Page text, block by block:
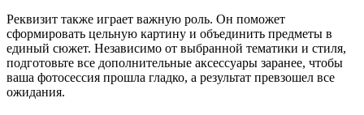
Реквизит также играет важную роль. Он поможет
сформировать цельную картину и объединить предметы в
единый сюжет. Независимо от выбранной тематики и стиля,
подготовьте все дополнительные аксессуары заранее, чтобы
ваша фотосессия прошла гладко, а результат превзошел все
ожидания.